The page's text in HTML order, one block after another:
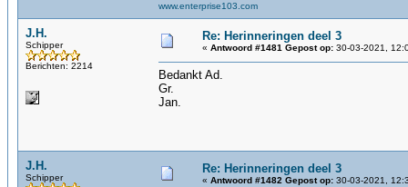
www.enterprise103.com
J.H.
Schipper
Berichten: 2214
Re: Herinneringen deel 3
« Antwoord #1481 Gepost op: 30-03-2021,
Bedankt Ad.
Gr.
Jan.
J.H.
Schipper
Re: Herinneringen deel 3
« Antwoord #1482 Gepost op: 30-03-2021,